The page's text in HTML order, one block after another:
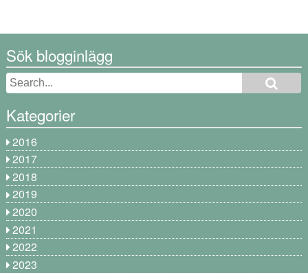
Sök blogginlägg
Kategorier
2016
2017
2018
2019
2020
2021
2022
2023